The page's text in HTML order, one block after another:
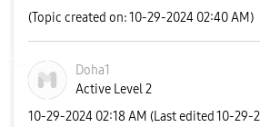
(Topic created on: 10-29-2024 02:40 AM)
Doha1
Active Level 2
‎10-29-2024 02:18 AM (Last edited ‎10-29-